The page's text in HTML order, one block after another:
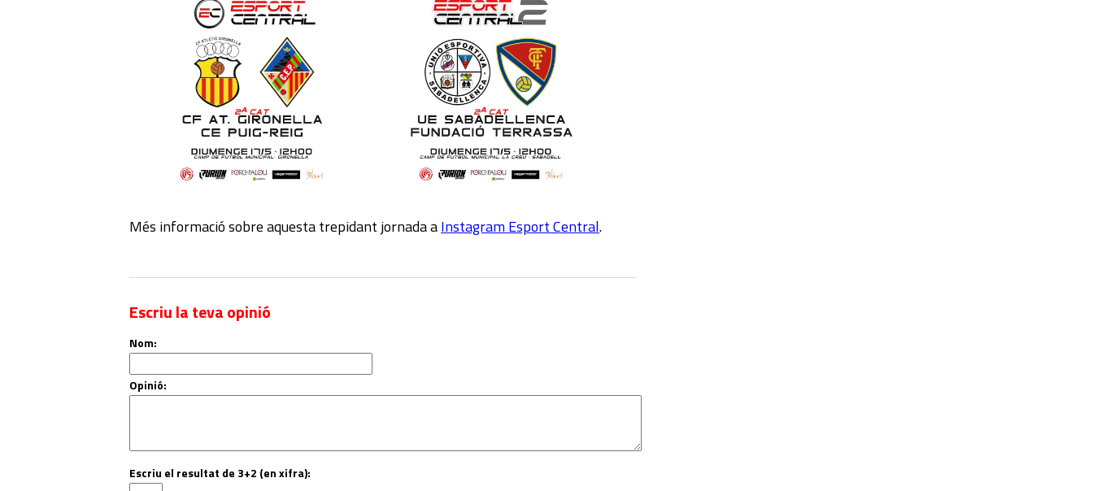
Més informació sobre aquesta trepidant jornada aInstagram Esport Central.
Escriu la teva opinió
Nom:
Opinió:
Escriu el resultat de 3+2 (en xifra):